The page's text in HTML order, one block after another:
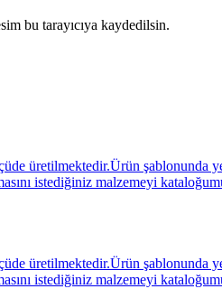
bu tarayıcıya kaydedilsin.
üretilmektedir.Ürün şablonunda
istediğiniz malzemeyi
üretilmektedir.Ürün şablonunda
istediğiniz malzemeyi